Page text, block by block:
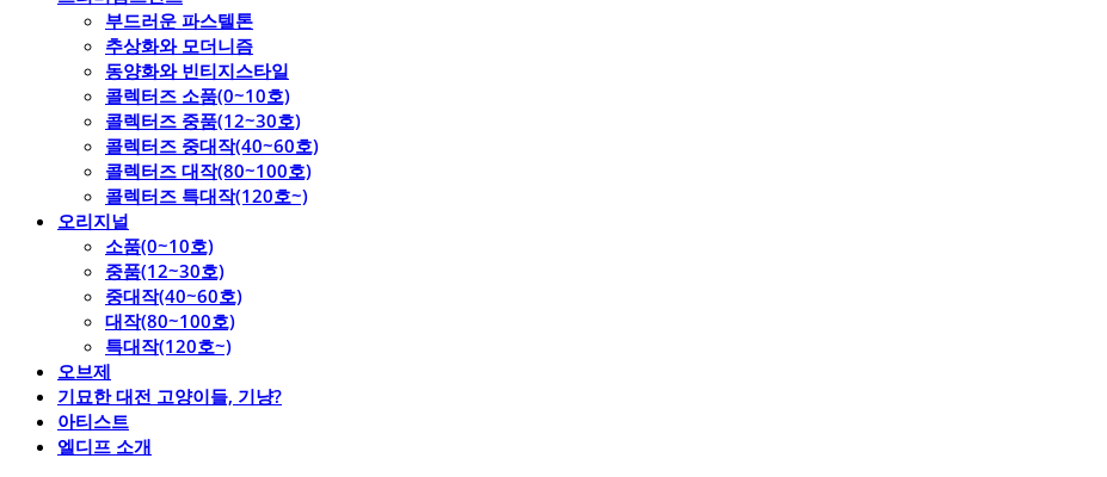
부드러운 파스텔톤
추상화와 모더니즘
동양화와 빈티지스타일
콜렉터즈 소품(0~10호)
콜렉터즈 중품(12~30호)
콜렉터즈 중대작(40~60호)
콜렉터즈 대작(80~100호)
콜렉터즈 특대작(120호~)
오리지널
소품(0~10호)
중품(12~30호)
중대작(40~60호)
대작(80~100호)
특대작(120호~)
오브제
기묘한 대전 고양이들, 기냥?
아티스트
엘디프 소개